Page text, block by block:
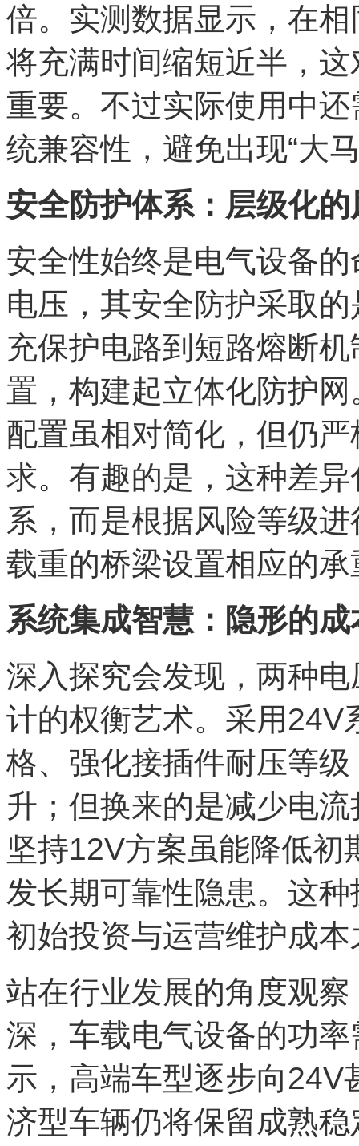
倍。实测数据显示，在
将充满时间缩短近半，
重要。不过实际使用中
统兼容性，避免出现“大
安全防护体系：层级化
安全性始终是电气设备
电压，其安全防护采取
充保护电路到短路熔断
置，构建起立体化防护
配置虽相对简化，但仍
求。有趣的是，这种差
系，而是根据风险等级
载重的桥梁设置相应的
系统集成智慧：隐形的
深入探究会发现，两种
计的权衡艺术。采用24V
格、强化接插件耐压等
升；但换来的是减少电
坚持12V方案虽能降低
发长期可靠性隐患。这
初始投资与运营维护成
站在行业发展的角度观
深，车载电气设备的功
示，高端车型逐步向24V
济型车辆仍将保留成熟